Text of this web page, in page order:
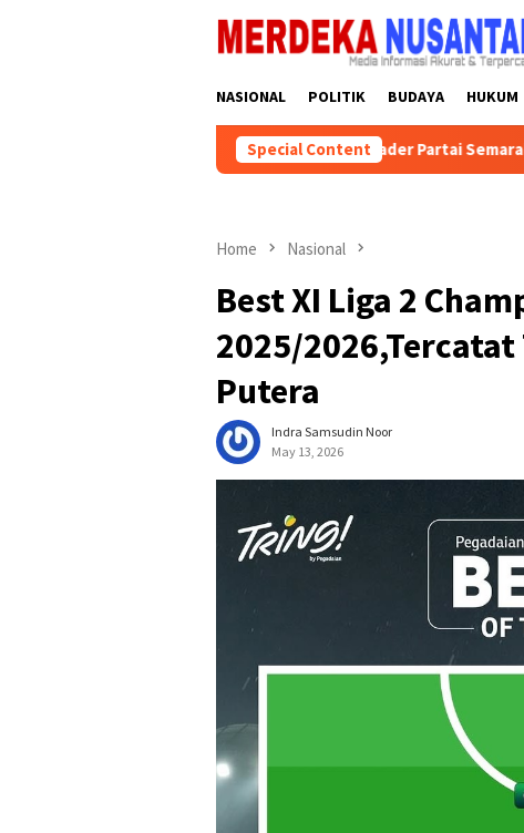
NASIONAL POLITIK BUDAYA HUKUM
Special Content
Golkar Kalsel Instruksikan Kader Partai Semarakkan HUT ke-
Home Nasional
Best XI Liga 2
2025/
Putera
Indra Samsudin Noor
May 13, 2026